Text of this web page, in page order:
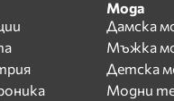
Мода
Дамска
Мъжка
Детска
Модни